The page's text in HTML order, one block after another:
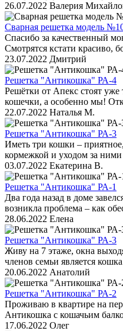
26.07.2022 Валерия
Сварная решетка модель
Спасибо за качественный
Смотрятся кстати красиво,
23.07.2022 Дмитрий
Решетка "Антикошка" РА-4
Решётки от Апекс стоят
кошечки, а особенно мы!
22.07.2022 Наталья М.
Решетка "Антикошка" РА-3
Иметь три кошки –
кормежкой и уходом за
03.07.2022 Екатерина В.
Решетка "Антикошка" РА-1
Два года назад в доме
возникла проблема – как
28.06.2022 Елена
Решетка "Антикошка" РА-3
Живу на 7 этаже, окна
членов семьи является
20.06.2022 Анатолий
Решетка "Антикошка" РА-2
Проживаю в квартире на
Антикошка с кошачьим
17.06.2022 Олег